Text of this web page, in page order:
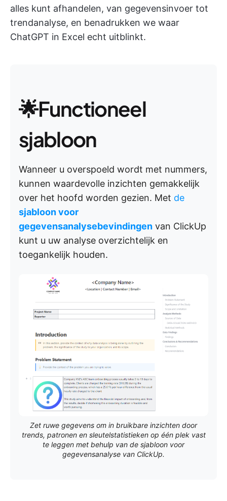
alles kunt afhandelen, van gegevensinvoer tot
trendanalyse, en benadrukken we waar
ChatGPT in Excel echt uitblinkt.
🌟Functioneel
sjabloon
Wanneer u overspoeld wordt met nummers,
kunnen waardevolle inzichten gemakkelijk
over het hoofd worden gezien. Met de
sjabloon voor
gegevensanalysebevindingen van ClickUp
kunt u uw analyse overzichtelijk en
toegankelijk houden.
Zet ruwe gegevens om in bruikbare inzichten door
trends, patronen en sleutelstatistieken op één plek vast
te leggen met behulp van de sjabloon voor
gegevensanalyse van ClickUp.